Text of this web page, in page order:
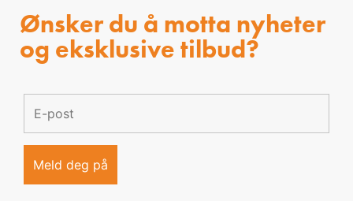
Ønsker du å motta nyheter
og eksklusive tilbud?